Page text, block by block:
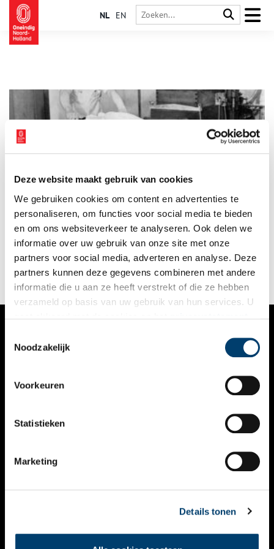
Deze website maakt gebruik van cookies
We gebruiken cookies om content en advertenties te
personaliseren, om functies voor social media te bieden
en om ons websiteverkeer te analyseren. Ook delen we
informatie over uw gebruik van onze site met onze
partners voor social media, adverteren en analyse. Deze
partners kunnen deze gegevens combineren met andere
informatie die u aan ze heeft verstrekt of die ze hebben
verzameld op basis van uw gebruik van hun services. U
Noodzakelijk
Voorkeuren
Statistieken
Marketing
Details tonen
NL EN
Elk, maar ook voor Lutjewinkel. In dit kleine Westfriese dorp
met 700 inwoners draait alles om zuivel. Hier is in 1916 de
coöperatieve zuivelfabriek West-Friesland opgericht,
tegenwoordig een van de drie zuivelfabrieken die Noord-
Holland telt. Voor de Tweede Wereldoorlog telde de provincie
nog 258 zuivelfabrieken. Wat maakt de 100-jarige
zuivelfabriek van Lutjewinkel uniek?
VERHALEN
KALENDER
THEMA’S
VIDEO’S
CONTACT